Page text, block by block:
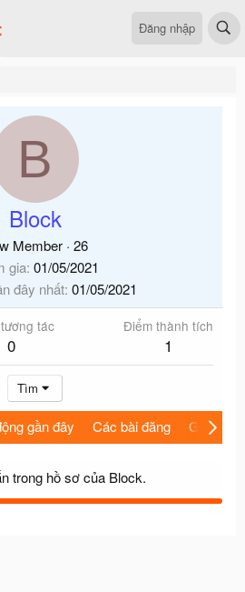
Đăng nhập
B
Block
Member · 26
gia 01/05/2021
đây nhất 01/05/2021
tác
0
Điểm thành tích
1
Tìm
gần đây Các bài đăng Giới thiệu
trong hồ sơ của Block.